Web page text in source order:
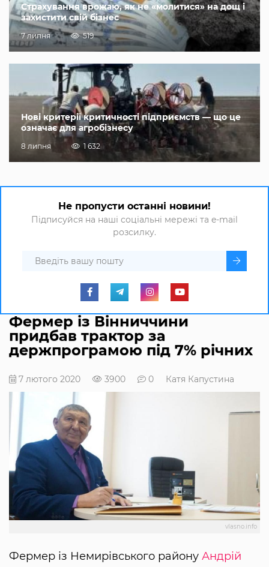
Страхування врожаю, як не «молитися» на дощ і
захистити свій бізнес
7 липня 519
Нові критерії критичності підприємств — що це
означає для агробізнесу
8 липня 1 632
Не пропусти останні новини!
Підписуйся на наші соціальні мережі та e-mail
розсилку.
Фермер із Вінниччини
придбав трактор за
держпрограмою під 7% річних
7 лютого 2020 3900 0 Катя Капустина
vlasno.info
Фермер із Немирівського району Андрій